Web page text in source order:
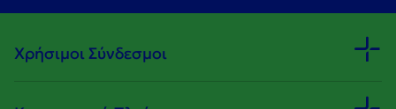
Χρήσιμοι Σύνδεσμοι